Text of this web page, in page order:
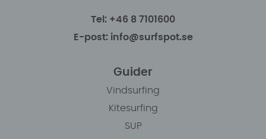
Tel: +46 8 7101600
E-post: info@surfspot.se
Guider
Vindsurfing
Kitesurfing
SUP